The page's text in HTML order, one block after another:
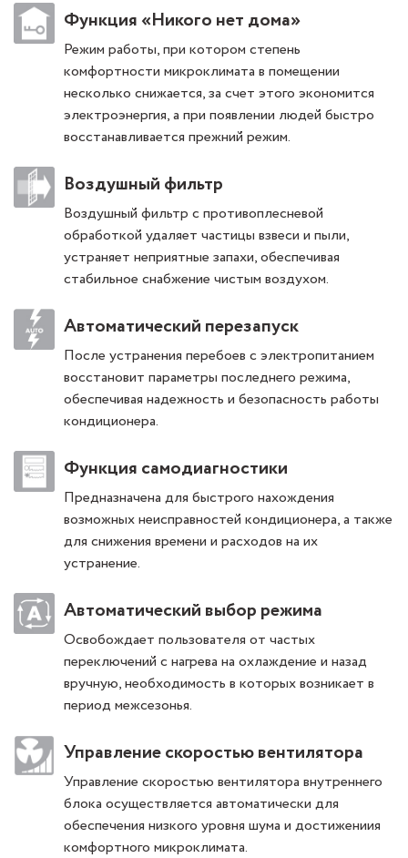
Функция «Никого нет дома»
Режим работы, при котором степень
комфортности микроклимата в помещении
несколько снижается, за счет этого экономится
электроэнергия, а при появлении людей быстро
восстанавливается прежний режим.
Воздушный фильтр
Воздушный фильтр с противоплесневой
обработкой удаляет частицы взвеси и пыли,
устраняет неприятные запахи, обеспечивая
стабильное снабжение чистым воздухом.
Автоматический перезапуск
После устранения перебоев с электропитанием
восстановит параметры последнего режима,
обеспечивая надежность и безопасность работы
кондиционера.
Функция самодиагностики
Предназначена для быстрого нахождения
возможных неисправностей кондиционера, а также
для снижения времени и расходов на их
устранение.
Автоматический выбор режима
Освобождает пользователя от частых
переключений с нагрева на охлаждение и назад
вручную, необходимость в которых возникает в
период межсезонья.
Управление скоростью вентилятора
Управление скоростью вентилятора внутреннего
блока осуществляется автоматически для
обеспечения низкого уровня шума и достижениия
комфортного микроклимата.